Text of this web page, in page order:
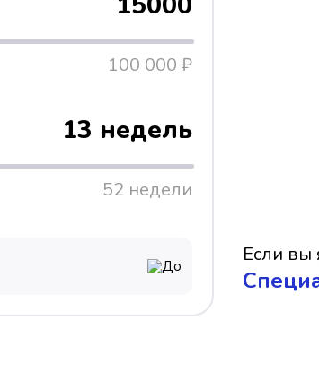
100 000 ₽
13 недель
52 недели
До Если вы